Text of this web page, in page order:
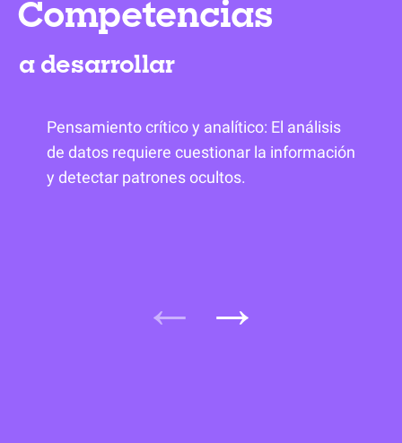
Competencias
a desarrollar
Pensamiento crítico y analítico: El análisis
de datos requiere cuestionar la información
y detectar patrones ocultos.